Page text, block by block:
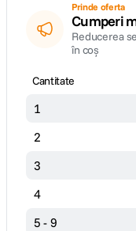
Prinde oferta
Cumperi
Reducerea
în coș
Cantitate
1
2
3
4
5 - 9